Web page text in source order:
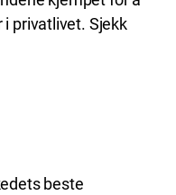
i privatlivet. Sjekk
beste